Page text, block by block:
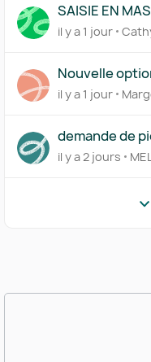
SAISIE EN
il y a 1 jour
Nouvelle
partiel
il y a 1 jour
demande de
transaction
il y a 2 jours